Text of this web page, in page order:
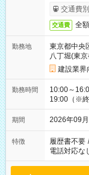
交通費
交通費 全
勤務地
東京都中央
八丁堀(東
建設業界
勤務時間
10:00～
19:00（※終
期間 2026年09
特徴 履歴書不要 /
電話対応な